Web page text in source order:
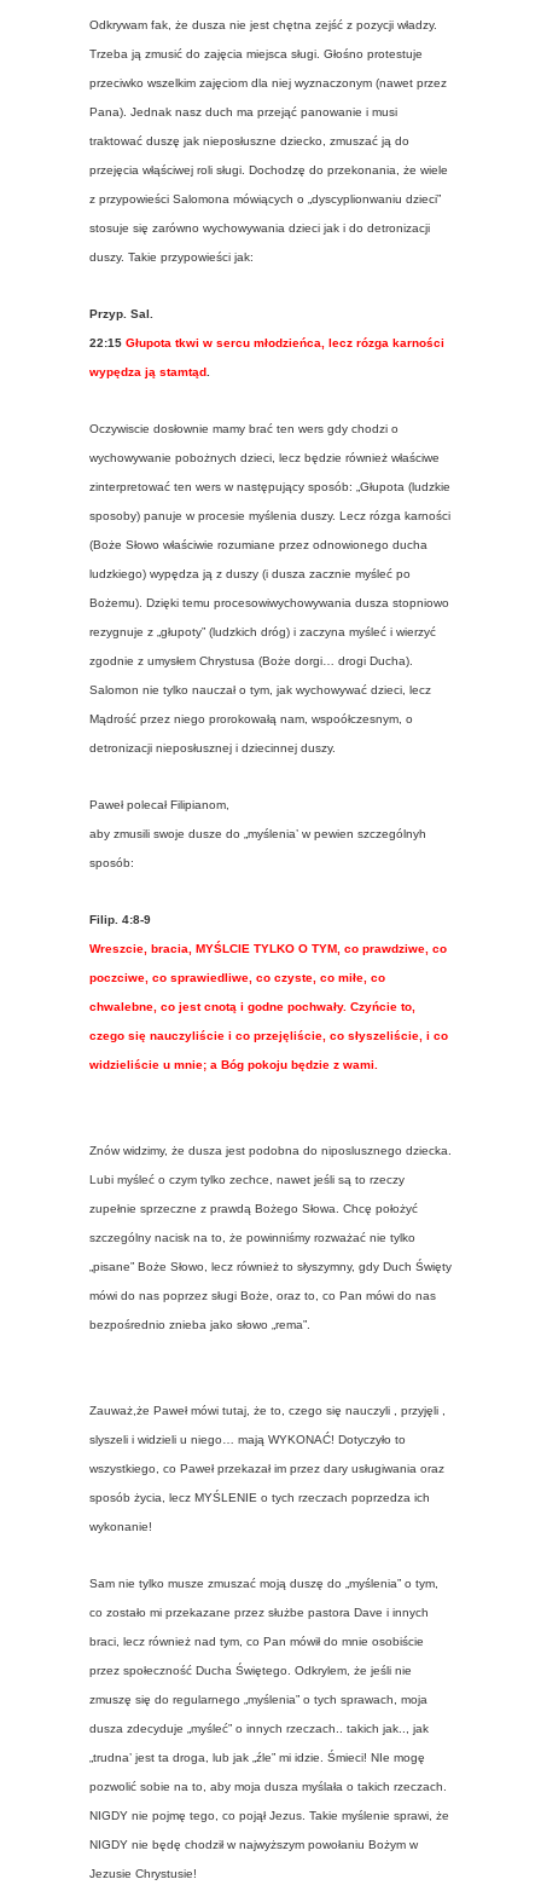
Odkrywam fak, że dusza nie jest chętna zejść z pozycji władzy.
Trzeba ją zmusić do zajęcia miejsca sługi. Głośno protestuje
przeciwko wszelkim zajęciom dla niej wyznaczonym (nawet przez
Pana). Jednak nasz duch ma przejąć panowanie i musi
traktować duszę jak nieposłuszne dziecko, zmuszać ją do
przejęcia włąściwej roli sługi. Dochodzę do przekonania, że wiele
z przypowieści Salomona mówiących o „dyscyplionwaniu dzieci”
stosuje się zarówno wychowywania dzieci jak i do detronizacji
duszy. Takie przypowieści jak:
Przyp. Sal.
22:15 Głupota tkwi w sercu młodzieńca, lecz rózga karności
wypędza ją stamtąd
Oczywiscie dosłownie mamy brać ten wers gdy chodzi o
wychowywanie pobożnych dzieci, lecz będzie również właściwe
zinterpretować ten wers w następujący sposób: „Głupota (ludzkie
sposoby) panuje w procesie myślenia duszy. Lecz rózga karności
(Boże Słowo właściwie rozumiane przez odnowionego ducha
ludzkiego) wypędza ją z duszy (i dusza zacznie myśleć po
Bożemu). Dzięki temu procesowiwychowywania dusza stopniowo
rezygnuje z „głupoty” (ludzkich dróg) i zaczyna myśleć i wierzyć
zgodnie z umysłem Chrystusa (Boże dorgi… drogi Ducha).
Salomon nie tylko nauczał o tym, jak wychowywać dzieci, lecz
Mądrość przez niego prorokowałą nam, wspoółczesnym, o
detronizacji nieposłusznej i dziecinnej duszy.
Paweł polecał Filipianom,
aby zmusili swoje dusze do „myślenia’ w pewien szczególnyh
sposób:
Filip. 4:8-9
Wreszcie, bracia, MYŚLCIE TYLKO O TYM, co prawdziwe, co
poczciwe, co sprawiedliwe, co czyste, co miłe, co
chwalebne, co jest cnotą i godne pochwały. Czyńcie to,
czego się nauczyliście i co przejęliście, co słyszeliście, i co
widzieliście u mnie; a Bóg pokoju będzie z wami.
Znów widzimy, że dusza jest podobna do niposlusznego dziecka.
Lubi myśleć o czym tylko zechce, nawet jeśli są to rzeczy
zupełnie sprzeczne z prawdą Bożego Słowa. Chcę położyć
szczególny nacisk na to, że powinniśmy rozważać nie tylko
„pisane” Boże Słowo, lecz również to słyszymny, gdy Duch Święty
mówi do nas poprzez sługi Boże, oraz to, co Pan mówi do nas
bezpośrednio znieba jako słowo „rema”.
Zauważ,że Paweł mówi tutaj, że to, czego się nauczyli , przyjęli ,
slyszeli i widzieli u niego… mają WYKONAĆ! Dotyczyło to
wszystkiego, co Paweł przekazał im przez dary usługiwania oraz
sposób życia, lecz MYŚLENIE o tych rzeczach poprzedza ich
wykonanie!
Sam nie tylko musze zmuszać moją duszę do „myślenia” o tym,
co zostało mi przekazane przez służbe pastora Dave i innych
braci, lecz również nad tym, co Pan mówił do mnie osobiście
przez społeczność Ducha Świętego. Odkrylem, że jeśli nie
zmuszę się do regularnego „myślenia” o tych sprawach, moja
dusza zdecyduje „myśleć” o innych rzeczach.. takich jak.., jak
„trudna’ jest ta droga, lub jak „źle” mi idzie. Śmieci! NIe mogę
pozwolić sobie na to, aby moja dusza myślała o takich rzeczach.
NIGDY nie pojmę tego, co pojął Jezus. Takie myślenie sprawi, że
NIGDY nie będę chodził w najwyższym powołaniu Bożym w
Jezusie Chrystusie!